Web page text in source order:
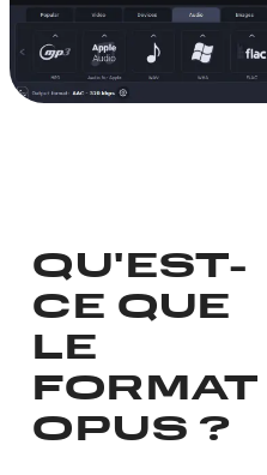
QU'EST-
CE QUE
LE
FORMAT
OPUS ?